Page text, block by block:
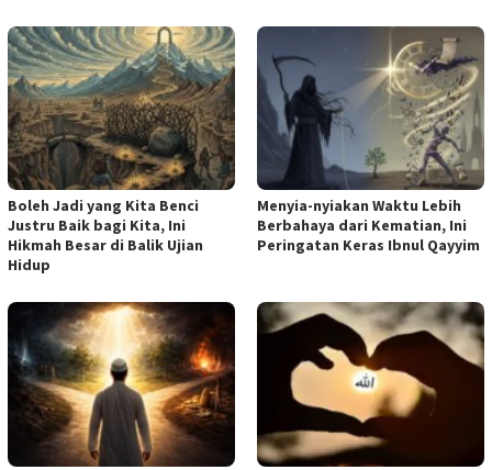
Boleh Jadi yang Kita Benci
Justru Baik bagi Kita, Ini
Hikmah Besar di Balik Ujian
Hidup
Menyia-nyiakan Waktu Lebih
Berbahaya dari Kematian, Ini
Peringatan Keras Ibnul Qayyim